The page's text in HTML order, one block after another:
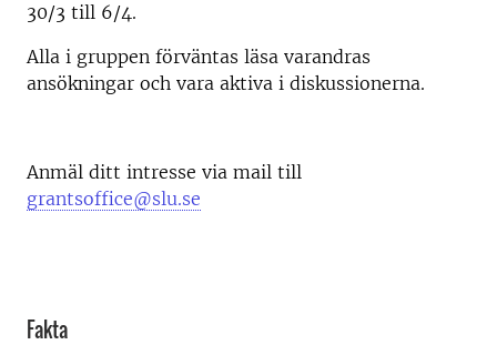
30/3 till 6/4.
Alla i gruppen förväntas läsa varandras
ansökningar och vara aktiva i diskussionerna.
Anmäl ditt intresse via mail till
grantsoffice@slu.se
Fakta